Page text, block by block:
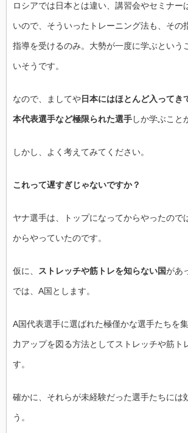
ロシアでは日本とは違い、講習会やセミナー
いので、そういったトレーニング法も、その
指導を受けるのみ。大勢が一度に学ぶという
いそうです。
なので、ましてや日本にはほとんど入ってき
本代表選手など極限られた選手しか学ぶこと
しかし、よく考えてみてください。
これって遅すぎじゃないですか？
ヤナ選手は、トップになってからやったので
からやっていたのです。
仮に、 ストレッチや筋トレを知らない国があ
では、A国とします。
A国代表選手に選ばれた極僅かな選手たちを
力アップを図る方法としてストレッチや筋ト
す。
確かに、それらが未経験だった選手たちには
う。